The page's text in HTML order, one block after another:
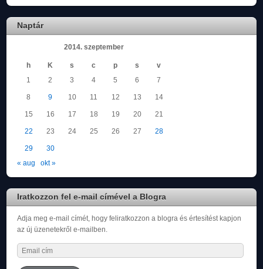
Naptár
2014. szeptember
h K s c p s
v
1
2 3 4 5 6 7
8 9 10 11 12 13 14
15 16 17 18 19 20 21
22 23 24 25 26 27 28
29
30
« aug
okt »
Iratkozzon fel e-mail címével a Blogra
Adja meg e-mail címét, hogy feliratkozzon a blogra és értesítést kapjon
az új üzenetekről e-mailben.
Email
cím